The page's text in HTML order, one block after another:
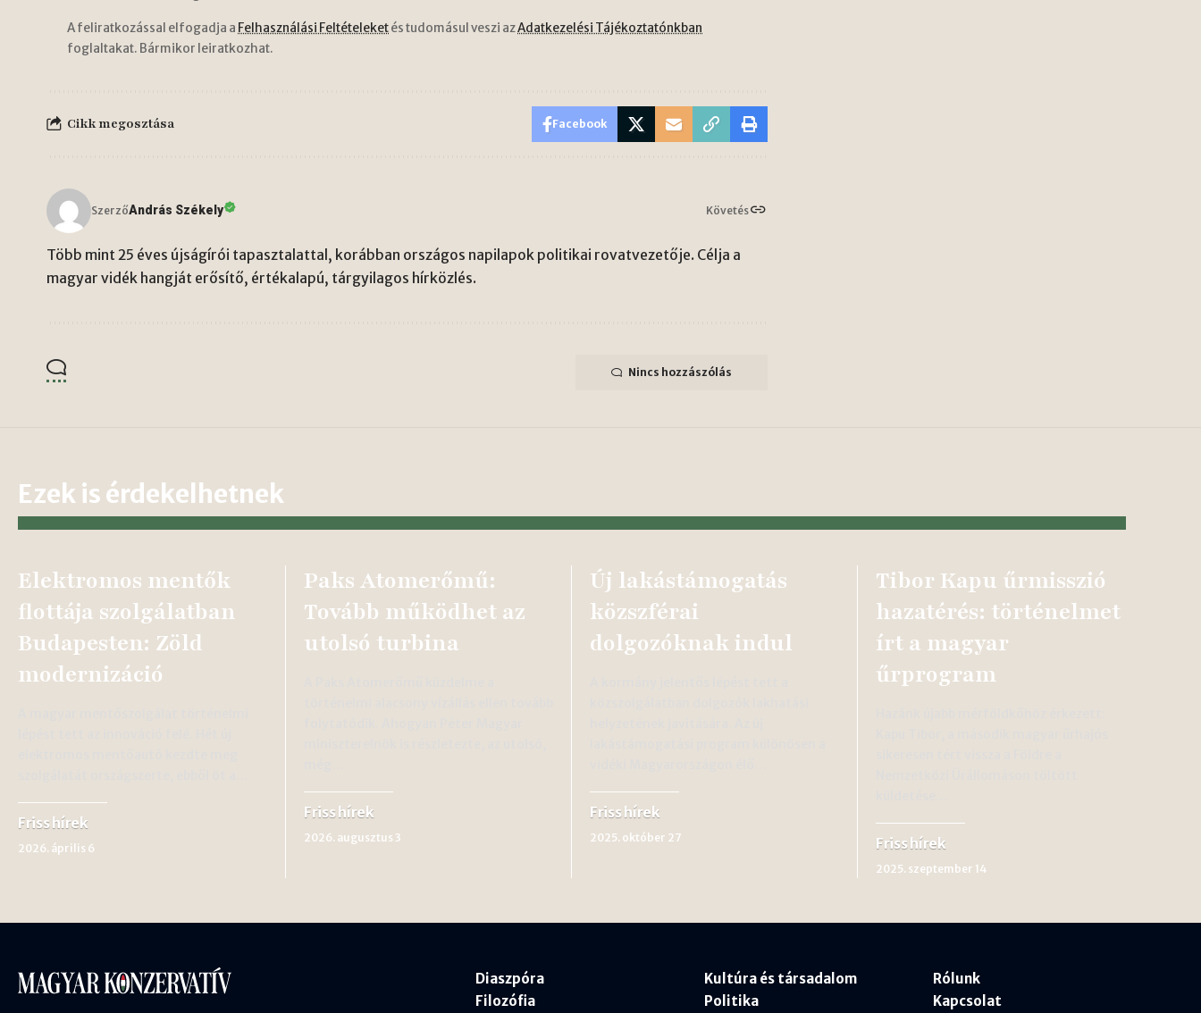
A feliratkozással elfogadja a Felhasználási Feltételeketés tudomásul veszi azAdatkezelési Tájékoztatónkban
foglaltakat. Bármikor leiratkozhat.
Cikk megosztása Facebook
SzerzőAndrás Székely Követés
Több mint 25 éves újságírói tapasztalattal, korábban országos napilapok politikai rovatvezetője. Célja a
magyar vidék hangját erősítő, értékalapú, tárgyilagos hírközlés.
Nincs hozzászólás
Ezek is érdekelhetnek
Elektromos mentők
flottája szolgálatban
Budapesten: Zöld
modernizáció
Friss hírek
2026. április 6
Paks Atomerőmű:
Tovább működhet az
utolsó turbina
Friss hírek
2026. augusztus 3
Új lakástámogatás
közszférai
dolgozóknak indul
Friss hírek
2025. október 27
Tibor Kapu űrmisszió
hazatérés: történelmet
írt a magyar
űrprogram
Friss hírek
2025. szeptember 14
Diaszpóra
Filozófia
Kultúra és társadalom
Politika
Rólunk
Kapcsolat